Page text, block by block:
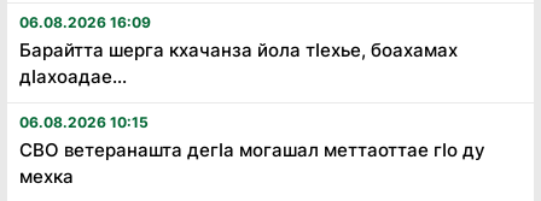
06.08.2026 16:09
Барайтта шерга кхачанза йола тӏехье, боахамах
дӏахоадае...
06.08.2026 10:15
СВО ветеранашта дегӏа могашал меттаоттае гӏо ду
мехка